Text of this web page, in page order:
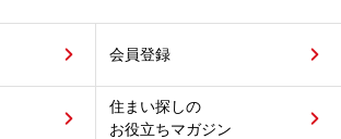
会員登録
住まい探しの
お役立ちマガジン